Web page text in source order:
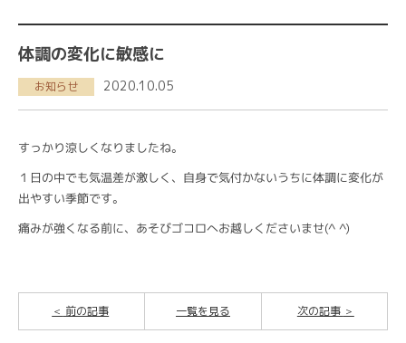
体調の変化に敏感に
お知らせ 2020.10.05
すっかり涼しくなりましたね。
１日の中でも気温差が激しく、自身で気付かないうちに体調に変化が
出やすい季節です。
痛みが強くなる前に、あそびゴコロへお越しくださいませ(^ ^)
前の記事 次の記事
一覧を見る